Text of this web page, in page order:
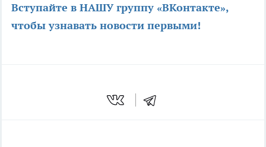
Вступайте в НАШУ группу «ВКонтакте»,
чтобы узнавать новости первыми!